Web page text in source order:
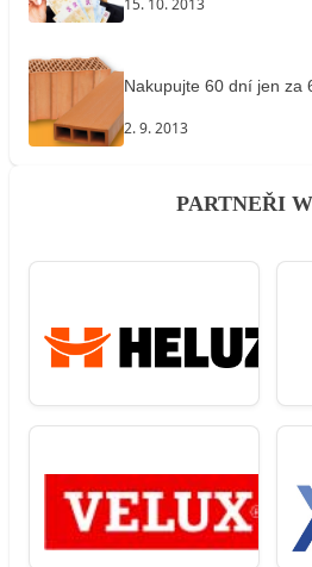
15. 10. 2013
Nakupujte 60 dní jen za
2. 9. 2013
PARTNEŘI